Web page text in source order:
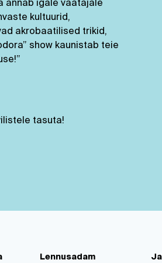
annab igale vaatajale
kultuurid,
akrobaatilised trikid,
show kaunistab teie
tasuta!
Lennusadam